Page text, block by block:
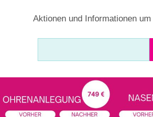
Aktionen und Informationen um